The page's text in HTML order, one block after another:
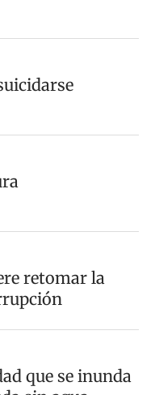
retomar la
que se inunda